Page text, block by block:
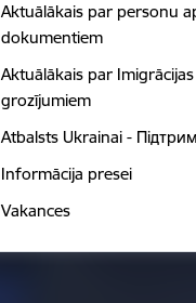
Aktuālākais par personu
dokumentiem
Aktuālākais par
grozījumiem
Atbalsts Ukrainai -
Informācija presei
Vakances